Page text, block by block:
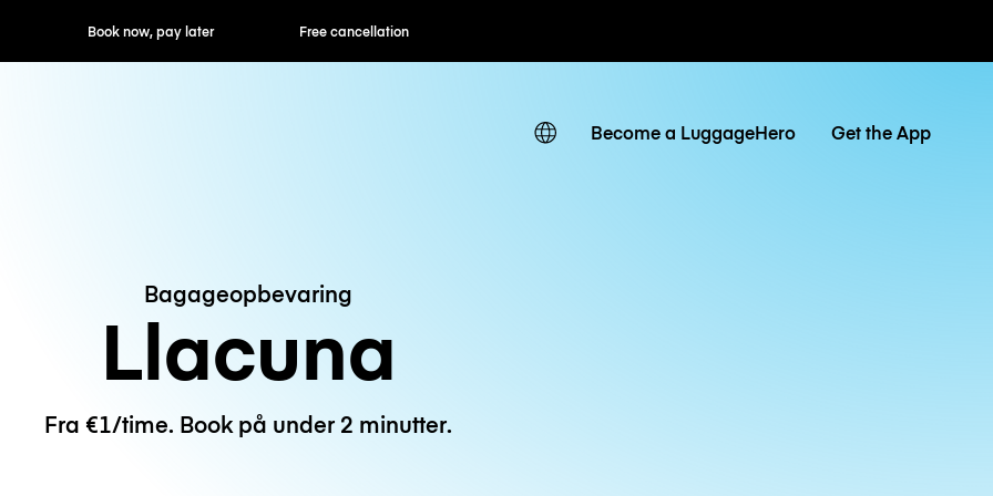
now, pay later Free cancellation Hourly / Daily Rates
Become a LuggageHero Get the App
Bagageopbevaring
Llacuna
Fra €1/time. Book på under 2 minutter.